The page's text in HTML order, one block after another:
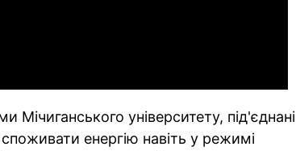
університету, під'єднані
енергію навіть у режимі